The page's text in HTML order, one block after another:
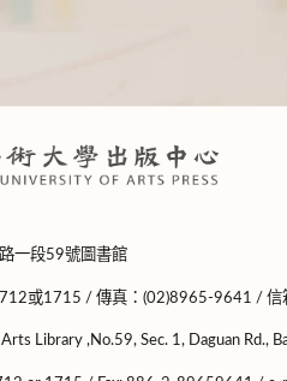
一段59號圖書館
或1715 / 傳真：(02)8965-9641 / 信
Library ,No.59, Sec. 1, Daguan Rd.,